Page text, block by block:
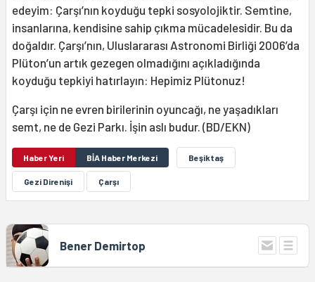
edeyim: Çarşı’nın koyduğu tepki sosyolojiktir. Semtine,
insanlarına, kendisine sahip çıkma mücadelesidir. Bu da
doğaldır. Çarşı’nın, Uluslararası Astronomi Birliği 2006’da
Plüton’un artık gezegen olmadığını açıkladığında
koyduğu tepkiyi hatırlayın: Hepimiz Plütonuz!
Çarşı için ne evren birilerinin oyuncağı, ne yaşadıkları
semt, ne de Gezi Parkı. İşin aslı budur. (BD/EKN)
Haber Yeri BİA Haber Merkezi Beşiktaş
Gezi Direnişi Çarşı
Bener Demirtop